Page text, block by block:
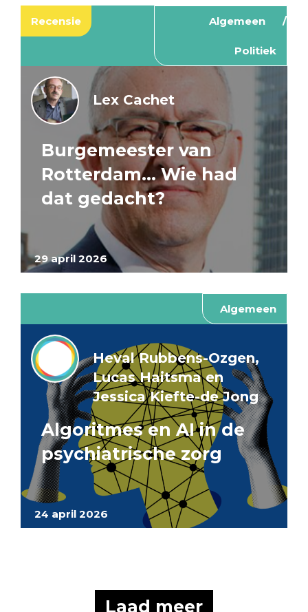
Recensie Algemeen
Politiek
29 april 2026
Lex Cachet
Burgemeester van
Rotterdam… Wie had
dat gedacht?
Algemeen
24 april 2026
Heval Rubbens-Ozgen,
Lucas Haitsma en
Jessica Kiefte-de Jong
Algoritmes en AI in de
psychiatrische zorg
Laad meer